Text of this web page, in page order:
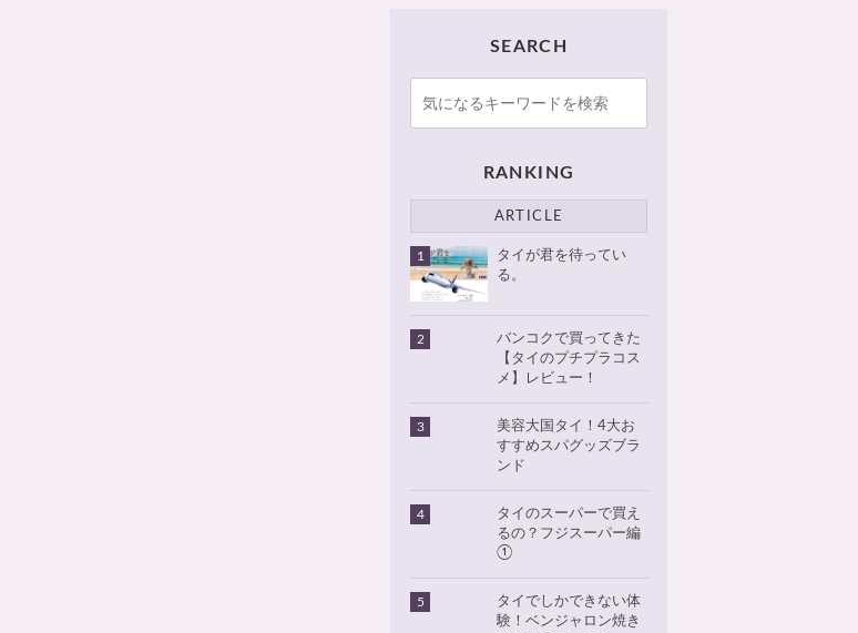
SEARCH
RANKING
ARTICLE
1
タイが君を待ってい
る。
2
バンコクで買ってきた
【タイのプチプラコス
メ】レビュー！
3
美容大国タイ！4大お
すすめスパグッズブラ
ンド
4
タイのスーパーで買え
るの？フジスーパー編
①
5
タイでしかできない体
験！ベンジャロン焼き